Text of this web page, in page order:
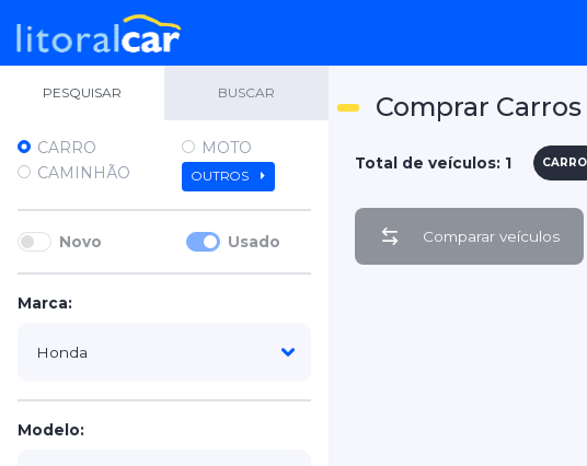
PESQUISAR BUSCAR
CARRO
MOTO
CAMINHÃO
OUTROS
Novo Usado
Marca:
Modelo:
Comprar
Total de veículos: 1
Comparar veículos